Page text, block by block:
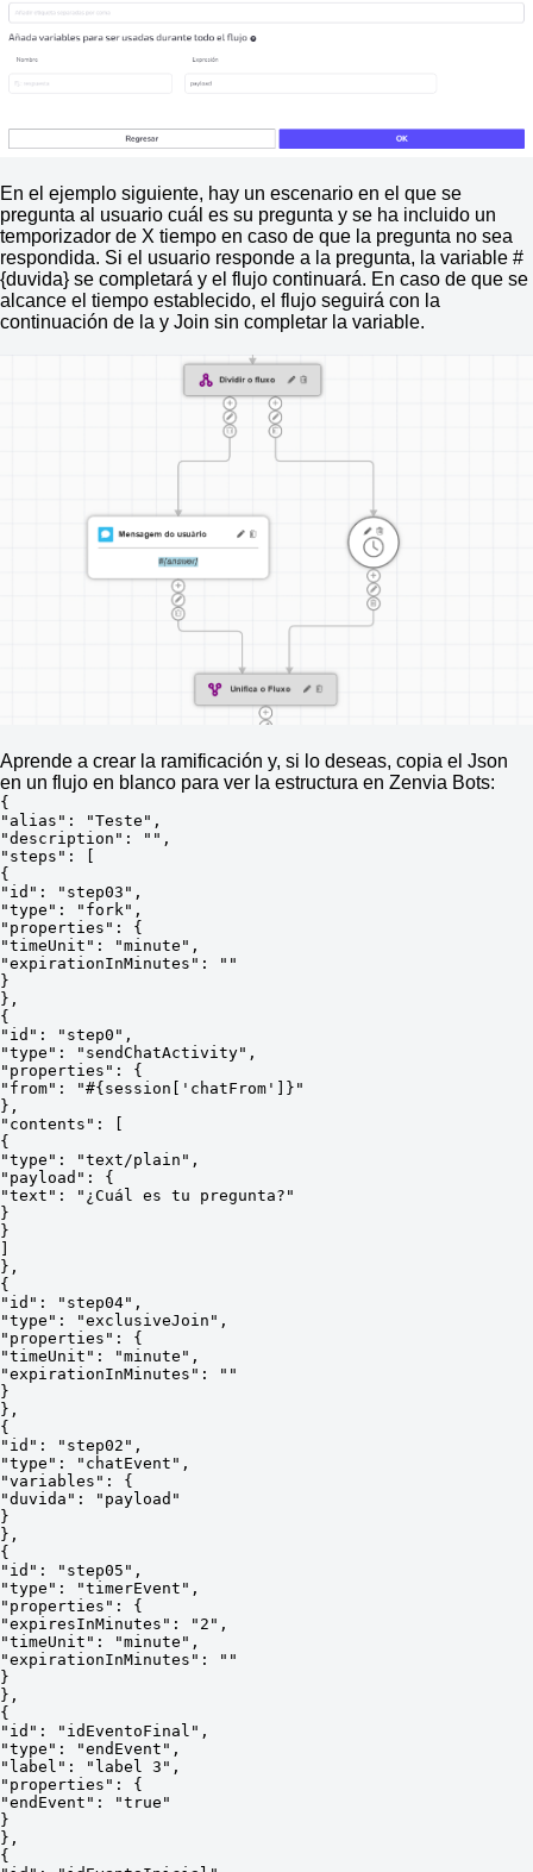
En el ejemplo siguiente, hay un escenario en el que se
pregunta al usuario cuál es su pregunta y se ha incluido un
temporizador de X tiempo en caso de que la pregunta no sea
respondida. Si el usuario responde a la pregunta, la variable #
{duvida} se completará y el flujo continuará. En caso de que se
alcance el tiempo establecido, el flujo seguirá con la
continuación de la y Join sin completar la variable.
Aprende a crear la ramificación y, si lo deseas, copia el Json
en un flujo en blanco para ver la estructura en Zenvia Bots:
{
"alias": "Teste",
"description": "",
"steps": [
{
"id": "step03",
"type": "fork",
"properties": {
"timeUnit": "minute",
"expirationInMinutes": ""
}
},
{
"id": "step0",
"type": "sendChatActivity",
"properties": {
"from": "#{session['chatFrom']}"
},
"contents": [
{
"type": "text/plain",
"payload": {
"text": "¿Cuál es tu pregunta?"
}
}
},
{
"id": "step04",
"type": "exclusiveJoin",
"properties": {
"timeUnit": "minute",
"expirationInMinutes": ""
}
},
{
"id": "step02",
"type": "chatEvent",
"variables": {
"duvida": "payload"
}
},
{
"id": "step05",
"type": "timerEvent",
"properties": {
"expiresInMinutes": "2",
"timeUnit": "minute",
"expirationInMinutes": ""
}
},
{
"id": "idEventoFinal",
"type": "endEvent",
"label": "label 3",
"properties": {
"endEvent": "true"
}
},
{